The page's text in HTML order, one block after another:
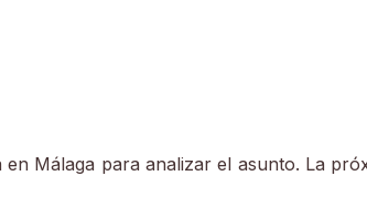
Málaga para analizar el asunto. La